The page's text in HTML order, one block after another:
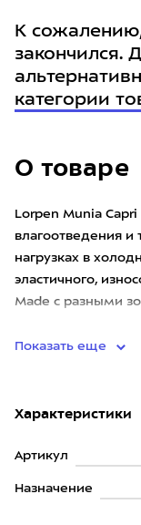
О товаре
Lorpen Munia
влагоотведения и
нагрузках в
эластичного,
Made с разными
Показать еще
Характеристики
Артикул
Назначение
К
закончился.
категории